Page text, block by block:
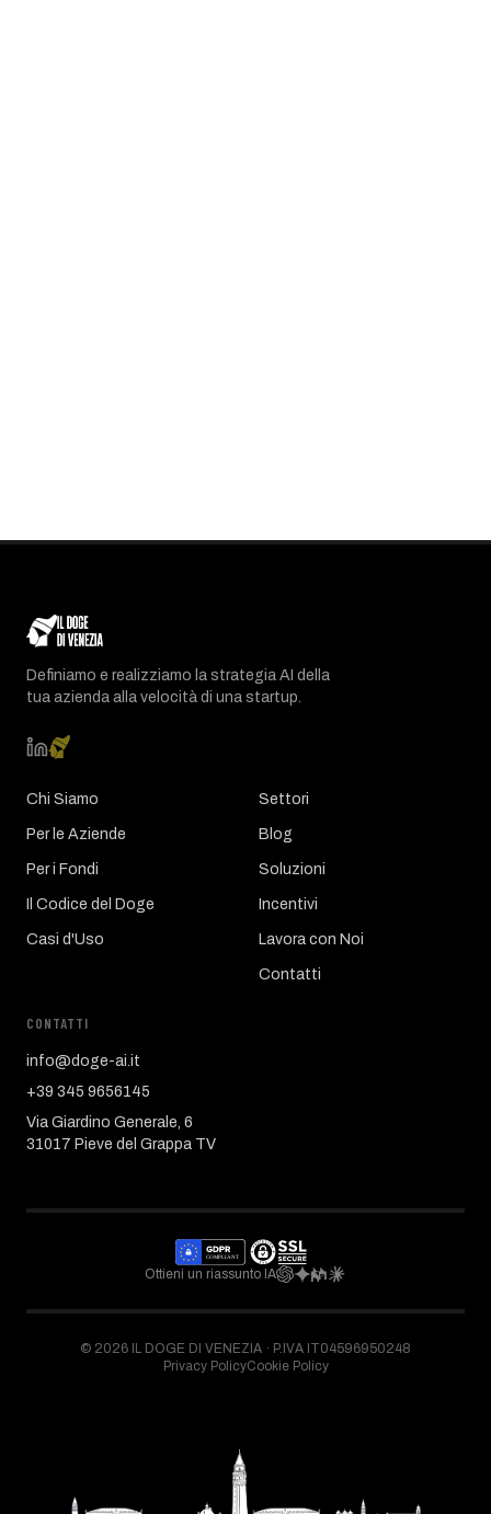
Definiamo e realizziamo la strategia AI della
tua azienda alla velocità di una startup.
Chi Siamo
Per le Aziende
Per i Fondi
Il Codice del Doge
Casi d'Uso
Settori
Blog
Soluzioni
Incentivi
Lavora con Noi
Contatti
CONTATTI
info@doge-ai.it
+39 345 9656145
Via Giardino Generale, 6
31017 Pieve del Grappa TV
Ottieni un riassunto IA
© 2026 IL DOGE DI VENEZIA · P.IVA IT04596950248
Privacy PolicyCookie Policy